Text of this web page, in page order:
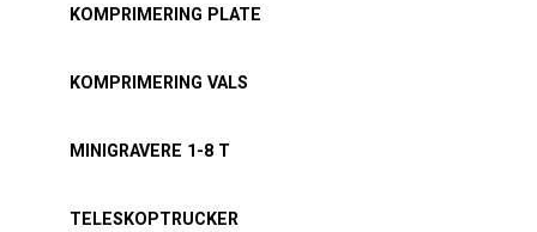
KOMPRIMERING PLATE
KOMPRIMERING VALS
MINIGRAVERE 1-8 T
TELESKOPTRUCKER